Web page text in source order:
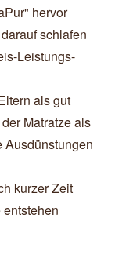
hervor
schlafen
Leistungs-
als gut
Matratze als
Ausdünstungen
kurzer Zeit